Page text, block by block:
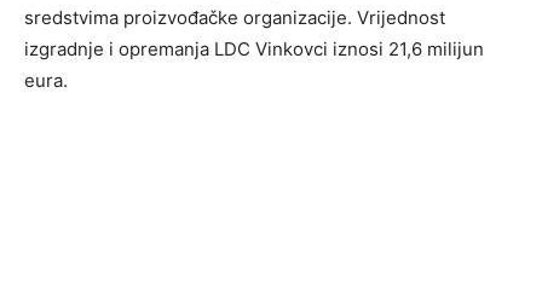
sredstvima proizvođačke organizacije. Vrijednost
izgradnje i opremanja LDC Vinkovci iznosi 21,6 milijun
eura.